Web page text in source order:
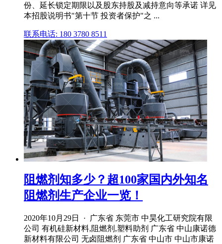
份、延长锁定期限以及股东持股及减持意向等承诺 详见
本招股说明书"第十节 投资者保护"之 ...
联系电话: 180 3780 8511
阻燃剂知多少？超100家国内外知名
阻燃剂生产企业一览！
2020年10月29日 · 广东省 东莞市 中昊化工研究院有限
公司 有机硅新材料,阻燃剂,塑料助剂 广东省 中山康诺德
新材料有限公司 无卤阻燃剂 广东省 中山市 中山市康诺